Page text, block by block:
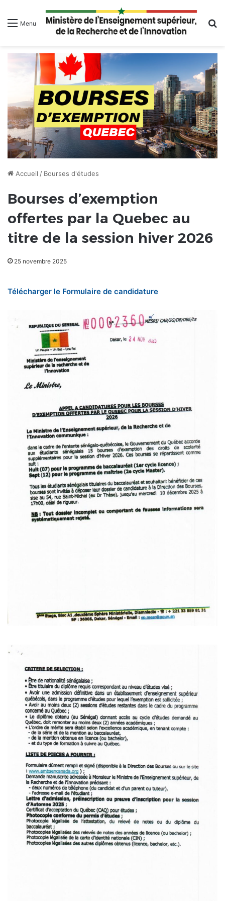
Menu
Accueil / Bourses d'études
Bourses d’exemption
offertes par la Quebec au
titre de la session hiver 2026
25 novembre 2025
Télécharger le Formulaire de candidature